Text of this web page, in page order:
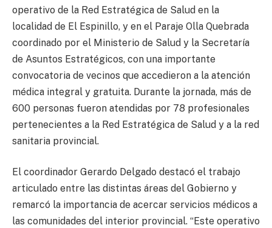
operativo de la Red Estratégica de Salud en la
localidad de El Espinillo, y en el Paraje Olla Quebrada
coordinado por el Ministerio de Salud y la Secretaría
de Asuntos Estratégicos, con una importante
convocatoria de vecinos que accedieron a la atención
médica integral y gratuita. Durante la jornada, más de
600 personas fueron atendidas por 78 profesionales
pertenecientes a la Red Estratégica de Salud y a la red
sanitaria provincial.
El coordinador Gerardo Delgado destacó el trabajo
articulado entre las distintas áreas del Gobierno y
remarcó la importancia de acercar servicios médicos a
las comunidades del interior provincial. “Este operativo